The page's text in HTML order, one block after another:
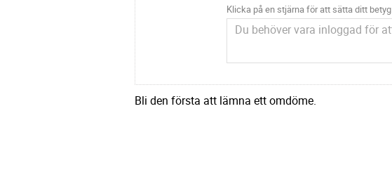
Klicka på en stjärna för att sätta ditt betyg
Bli den första att lämna ett omdöme.